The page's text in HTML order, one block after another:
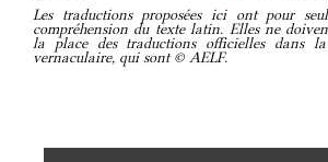
Les traductions proposées ici ont pour
compréhension du texte latin. Elles ne
la place des traductions officielles dans
vernaculaire, qui sont © AELF.